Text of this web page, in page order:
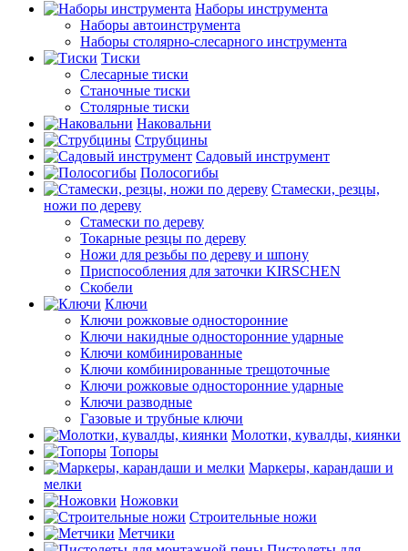
Наборы инструмента
Наборы автоинструмента
Наборы столярно-слесарного инструмента
Тиски
Слесарные тиски
Станочные тиски
Столярные тиски
Наковальни
Струбцины
Садовый инструмент
Полосогибы
Стамески, резцы,
ножи по дереву
Стамески по дереву
Токарные резцы по дереву
Ножи для резьбы по дереву и шпону
Приспособления для заточки KIRSCHEN
Скобели
Ключи
Ключи рожковые односторонние
Ключи накидные односторонние ударные
Ключи комбинированные
Ключи комбинированные трещоточные
Ключи рожковые односторонние ударные
Ключи разводные
Газовые и трубные ключи
Молотки, кувалды, киянки
Топоры
Маркеры, карандаши и
мелки
Ножовки
Строительные ножи
Метчики